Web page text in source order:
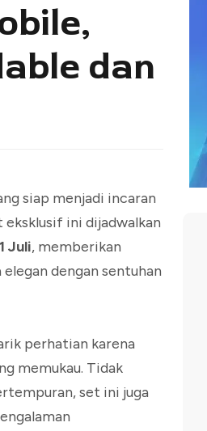
dan
siap menjadi incaran
eksklusif ini dijadwalkan
Juli, memberikan
dengan sentuhan
perhatian karena
memukau. Tidak
set ini juga